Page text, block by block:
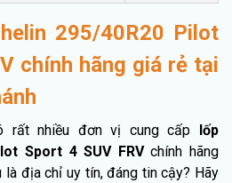
295/40R20 Pilot
chính hãng giá rẻ tại
rất nhiều đơn vị cung cấp lốp
Sport 4 SUV FRVchính hãng
là địa chỉ uy tín, đáng tin cậy? Hãy